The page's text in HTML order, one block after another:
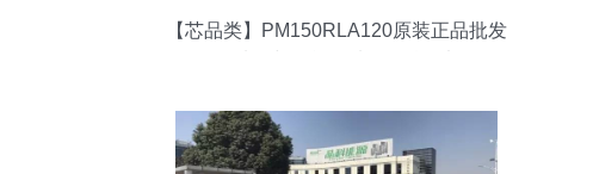
【芯品类】PM150RLA120原装正品批发